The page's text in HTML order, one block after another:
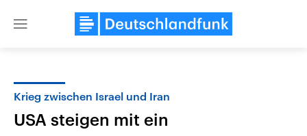
Close
Krieg zwischen Israel und Iran
USA steigen mit ein